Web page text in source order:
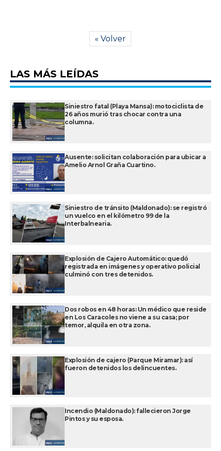
« Volver
LAS MÁS LEÍDAS
Siniestro fatal (Playa Mansa): motociclista de
26 años murió tras chocar contra una
columna.
Ausente: solicitan colaboración para ubicar a
Amelio Arnol Graña Cuartino.
Siniestro de tránsito (Maldonado): se registró
un vuelco en el kilómetro 99 de la
Interbalnearia.
Explosión de Cajero Automático: quedó
registrada en imágenes y operativo policial
culminó con tres detenidos.
Dos robos en 48 horas: Un médico que reside
en Los Caracoles no viene a su casa; por
temor, alquila en otra zona.
Explosión de cajero (Parque Miramar): así
fueron detenidos los delincuentes.
Incendio (Maldonado): fallecieron Jorge
Pintos y su esposa.